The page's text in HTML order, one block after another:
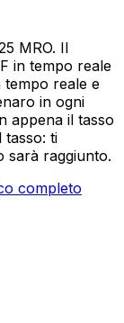
MRO. Il
in tempo reale
tempo reale e
in ogni
appena il tasso
tasso: ti
sarà raggiunto.
completo